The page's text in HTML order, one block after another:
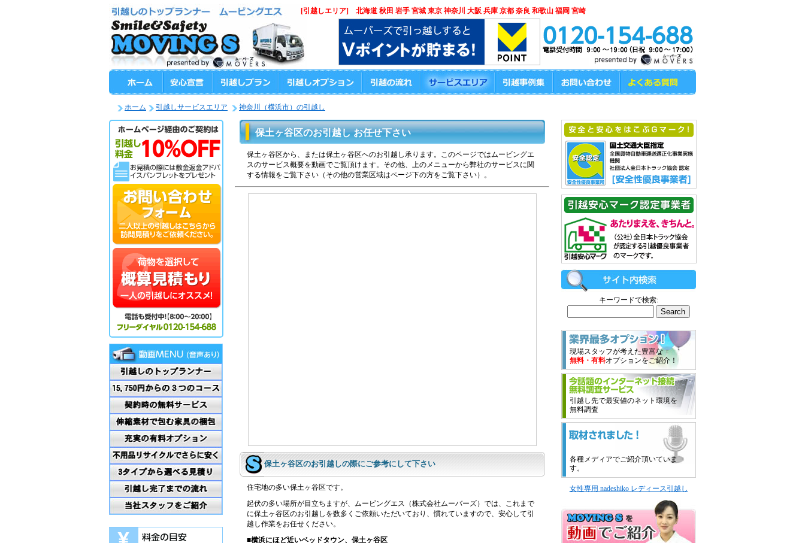
ホーム 引越しサービスエリア 神奈川（横浜市）の引越し
保土ヶ谷区のお引越し お任せ下さい
保土ヶ谷区から、または保土ヶ谷区へのお引越し承ります。このページではムービングエ
スのサービス概要を動画でご覧頂けます。その他、上のメニューから弊社のサービスに関
する情報をご覧下さい（その他の営業区域はページ下の方をご覧下さい）。
保土ヶ谷区のお引越しの際にご参考にして下さい
住宅地の多い保土ヶ谷区です。
起伏の多い場所が目立ちますが、ムービングエス（株式会社ムーバーズ）では、これまで
に保土ヶ谷区のお引越しを数多くご依頼いただいており、慣れていますので、安心して引
越し作業をお任せください。
■横浜にほど近いベッドタウン、保土ヶ谷区
キーワードで検索:
現場スタッフが考えた豊富な
無料・有料オプションをご紹介！
引越し先で最安値のネット環境を
無料調査
各種メディアでご紹介頂いていま
す。
女性専用 nadeshiko レディース引越し
[引越しエリア] 北海道 秋田 岩手 宮城 東京 神奈川 大阪 兵庫 京都 奈良 和歌山 福岡 宮崎